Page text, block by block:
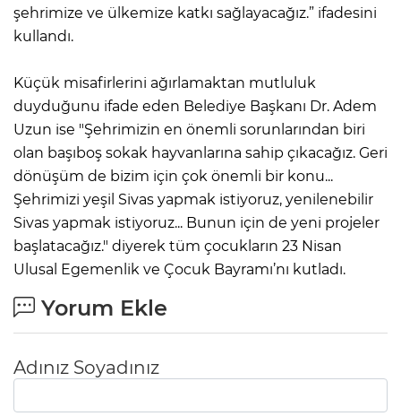
şehrimize ve ülkemize katkı sağlayacağız.” ifadesini
kullandı.
Küçük misafirlerini ağırlamaktan mutluluk
duyduğunu ifade eden Belediye Başkanı Dr. Adem
Uzun ise "Şehrimizin en önemli sorunlarından biri
olan başıboş sokak hayvanlarına sahip çıkacağız. Geri
dönüşüm de bizim için çok önemli bir konu...
Şehrimizi yeşil Sivas yapmak istiyoruz, yenilenebilir
Sivas yapmak istiyoruz... Bunun için de yeni projeler
başlatacağız." diyerek tüm çocukların 23 Nisan
Ulusal Egemenlik ve Çocuk Bayramı’nı kutladı.
Yorum Ekle
Adınız Soyadınız